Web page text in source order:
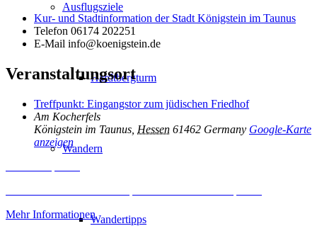
Ausflugsziele
Hardtbergturm
Wandern
Wandertipps
Kur- und Stadtinformation der Stadt Königstein im Taunus
Telefon 06174 202251
E-Mail info@koenigstein.de
Veranstaltungsort
Treffpunkt: Eingangstor zum jüdischen Friedhof
Am Kocherfels
Königstein im Taunus Hessen 61462 Germany Google-Karte
anzeigen
Mehr Informationen